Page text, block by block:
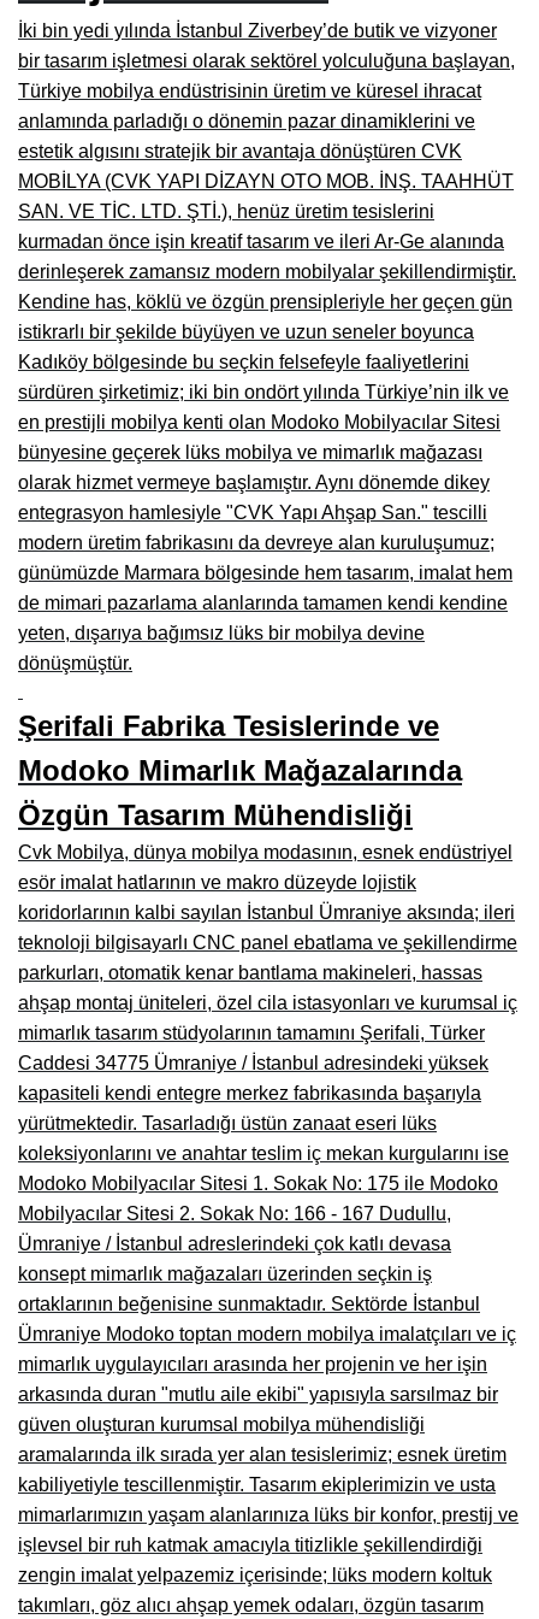
Burdur Mobilya İmalatçıları, Fabrikaları, Mağazaları
Eskişehir Mobilyacılar, Mobilya Mağazaları, Firmaları
Isparta Mobilyacılar, Mobilya Mağazaları, Fabrikaları
Çankırı Mobilyacılar, Mobilya Mağazaları, İmalatçıları
Mersin Mobilyacılar, Mobilya Mağazaları, Üreticileri
Antalya Mobilyacıları, Mobilya Mağazaları, Firmaları
Bolu Mobilyacılar, Mobilya Mağazaları, İmalatçıları
Kırklareli Mobilyacılar, Mobilya Firmaları, Mağazaları
Muğla Mobilyacılar, Mobilya Mağazaları, İmalatçıları
Kastamonu Mobilya Mağazaları, Firmaları
Sakarya Mobilyacılar, Mobilya Mağazaları, İmalatçıları
Manisa Mobilyacılar, Mobilya Fabrikaları, Mağazaları
Osmaniye Mobilyacılar, Mobilya Mağazaları, İmalatçıları
Düzce Mobilyacılar, Mobilya Mağazaları, Fabrikaları
Balıkesir Mobilya Mağazaları, Fabrikaları, İmalatçıları
Kahramanmaraş Mobilya İmalatçıları, Mağazaları, Fabrikaları
Mardin Mobilyacılar, Mağazaları, İmalatçıları
Diyarbakır Mobilyacılar, Mobilya Firmaları, İmalatçıları
Şanlıurfa Mobilyacılar, Mobilya Mağazaları, Firmaları
Trabzon Mobilyacılar, Mobilya İmalatçıları, Mağazaları
Erzurum Mobilyacılar, Mobilya İmalatçıları, Mağazaları
Afyon Mobilyacılar, Mobilya Mağazaları, İmalatçıları
Çanakkale Mobilyacılar, Mobilya Fabrikaları, Mağazaları
Karabağlar Mobilyacıları, Mobilya İmalatçıları, Firmaları
Aydın Mobilya Mağazaları, Firmaları, Dekorasyon Firmaları
Bilecik Mobilyacılar, Mobilya İmalatçıları, Mağazaları
Çorum Mobilyacılar, Mobilya Mağazaları, İmalatçıları
Denizli Mobilyacılar, Mobilya Üreticileri, Mağazaları
Adıyaman Mobilyacılar, Mobilya İmalatçıları, Mağazaları
Ağrı Mobilyacılar, Mobilya İmalatçıları, Mağazaları
Edirne Mobilyacilar, Mobilya İmalatçıları, Mağazaları
Erzincan Mobilyacılar, Mobilya İmalatçıları, Mağazaları
Yozgat Mobilya Mağazaları, İmalatçıları, Mobilyacıları
İki bin yedi yılında İstanbul Ziverbey’de butik ve vizyoner
bir tasarım işletmesi olarak sektörel yolculuğuna başlayan,
Türkiye mobilya endüstrisinin üretim ve küresel ihracat
anlamında parladığı o dönemin pazar dinamiklerini ve
estetik algısını stratejik bir avantaja dönüştüren CVK
MOBİLYA (CVK YAPI DİZAYN OTO MOB. İNŞ. TAAHHÜT
SAN. VE TİC. LTD. ŞTİ.), henüz üretim tesislerini
kurmadan önce işin kreatif tasarım ve ileri Ar-Ge alanında
derinleşerek zamansız modern mobilyalar şekillendirmiştir.
Kendine has, köklü ve özgün prensipleriyle her geçen gün
istikrarlı bir şekilde büyüyen ve uzun seneler boyunca
Kadıköy bölgesinde bu seçkin felsefeyle faaliyetlerini
sürdüren şirketimiz; iki bin ondört yılında Türkiye’nin ilk ve
en prestijli mobilya kenti olan Modoko Mobilyacılar Sitesi
bünyesine geçerek lüks mobilya ve mimarlık mağazası
olarak hizmet vermeye başlamıştır. Aynı dönemde dikey
entegrasyon hamlesiyle "CVK Yapı Ahşap San." tescilli
modern üretim fabrikasını da devreye alan kuruluşumuz;
günümüzde Marmara bölgesinde hem tasarım, imalat hem
de mimari pazarlama alanlarında tamamen kendi kendine
yeten, dışarıya bağımsız lüks bir mobilya devine
dönüşmüştür.
Şerifali Fabrika Tesislerinde ve
Modoko Mimarlık Mağazalarında
Özgün Tasarım Mühendisliği
Cvk Mobilya, dünya mobilya modasının, esnek endüstriyel
esör imalat hatlarının ve makro düzeyde lojistik
koridorlarının kalbi sayılan İstanbul Ümraniye aksında; ileri
teknoloji bilgisayarlı CNC panel ebatlama ve şekillendirme
parkurları, otomatik kenar bantlama makineleri, hassas
ahşap montaj üniteleri, özel cila istasyonları ve kurumsal iç
mimarlık tasarım stüdyolarının tamamını Şerifali, Türker
Caddesi 34775 Ümraniye / İstanbul adresindeki yüksek
kapasiteli kendi entegre merkez fabrikasında başarıyla
yürütmektedir. Tasarladığı üstün zanaat eseri lüks
koleksiyonlarını ve anahtar teslim iç mekan kurgularını ise
Modoko Mobilyacılar Sitesi 1. Sokak No: 175 ile Modoko
Mobilyacılar Sitesi 2. Sokak No: 166 - 167 Dudullu,
Ümraniye / İstanbul adreslerindeki çok katlı devasa
konsept mimarlık mağazaları üzerinden seçkin iş
ortaklarının beğenisine sunmaktadır. Sektörde İstanbul
Ümraniye Modoko toptan modern mobilya imalatçıları ve iç
mimarlık uygulayıcıları arasında her projenin ve her işin
arkasında duran "mutlu aile ekibi" yapısıyla sarsılmaz bir
güven oluşturan kurumsal mobilya mühendisliği
aramalarında ilk sırada yer alan tesislerimiz; esnek üretim
kabiliyetiyle tescillenmiştir. Tasarım ekiplerimizin ve usta
mimarlarımızın yaşam alanlarınıza lüks bir konfor, prestij ve
işlevsel bir ruh katmak amacıyla titizlikle şekillendirdiği
zengin imalat yelpazemiz içerisinde; lüks modern koltuk
takımları, göz alıcı ahşap yemek odaları, özgün tasarım